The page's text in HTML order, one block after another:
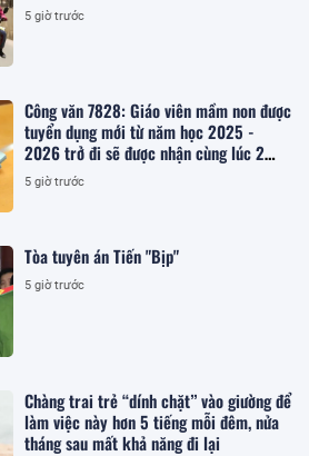
5 giờ trước
Công văn 7828: Giáo viên mầm non được
tuyển dụng mới từ năm học 2025 -
2026 trở đi sẽ được nhận cùng lúc 2
khoản hỗ trợ tại Nghị định 277, cụ thể
trong trường hợp nào?
5 giờ trước
Tòa tuyên án Tiến "Bịp"
5 giờ trước
Chàng trai trẻ “dính chặt” vào giường để
làm việc này hơn 5 tiếng mỗi đêm, nửa
tháng sau mất khả năng đi lại